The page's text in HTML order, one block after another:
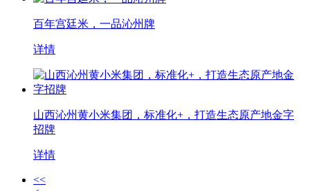
百年宫廷米，一品沁州牌
详情
山西沁州黄小米集团，标准化+，打造生态原产地金字
招牌
详情
<<